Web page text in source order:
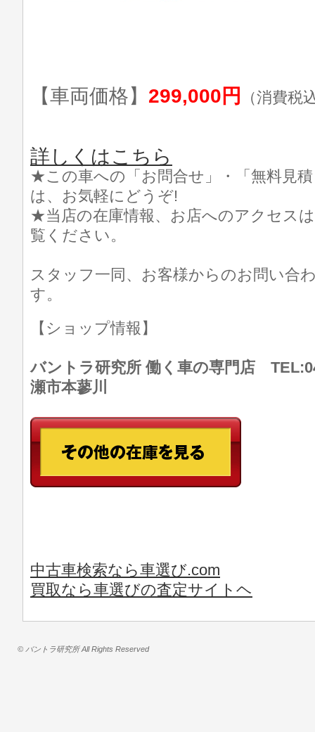
【車両価格】 299,000円 （消費税
詳しくはこちら
★この車への「お問合せ」・「無料見
は、お気軽にどうぞ!
★当店の在庫情報、お店へのアクセス
覧ください。
スタッフ一同、お客様からのお問い合
す。
【ショップ情報】
バントラ研究所 働く車の専門店
瀬市本蓼川
中古車検索なら車選び.com
買取なら車選びの査定サイトヘ
© バントラ研究所 All Rights Reserved